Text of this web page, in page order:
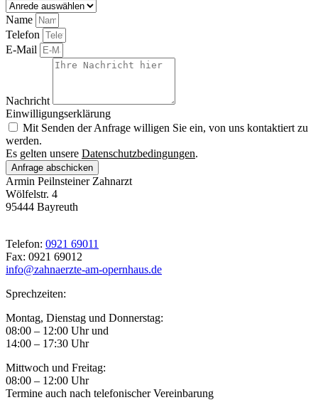
Name
Telefon
E-Mail
Nachricht
Einwilligungserklärung
Mit Senden der Anfrage willigen Sie ein, von uns kontaktiert zu
werden.
Es gelten unsere Datenschutzbedingungen.
Anfrage abschicken
Armin Peilnsteiner Zahnarzt
Wölfelstr. 4
95444 Bayreuth
Telefon: 0921 69011
Fax: 0921 69012
info@zahnaerzte-am-opernhaus.de
Sprechzeiten:
Montag, Dienstag und Donnerstag:
08:00 – 12:00 Uhr und
14:00 – 17:30 Uhr
Mittwoch und Freitag:
08:00 – 12:00 Uhr
Termine auch nach telefonischer Vereinbarung